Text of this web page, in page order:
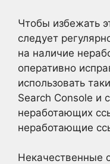
Чтобы избежать
следует
на наличие
оперативно
использовать
Search Console и
неработающих
неработающие
Некачественные